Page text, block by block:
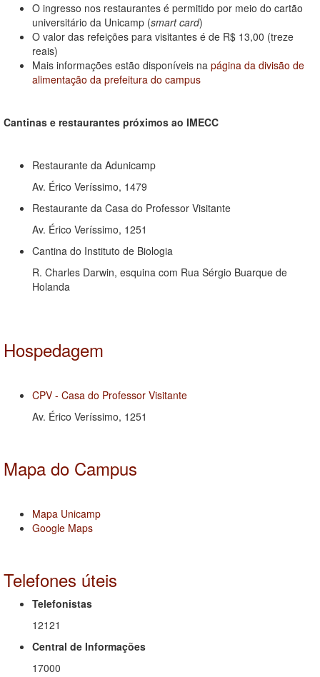
O ingresso nos restaurantes é permitido por meio do cartão
universitário da Unicamp (smart card)
O valor das refeições para visitantes é de R$ 13,00 (treze
reais)
Mais informações estão disponíveis na página da divisão de
alimentação da prefeitura do campus
Cantinas e restaurantes próximos ao IMECC
Restaurante da Adunicamp
Av. Érico Veríssimo, 1479
Restaurante da Casa do Professor Visitante
Av. Érico Veríssimo, 1251
Cantina do Instituto de Biologia
R. Charles Darwin, esquina com Rua Sérgio Buarque de
Holanda
Hospedagem
CPV - Casa do Professor Visitante
Av. Érico Veríssimo, 1251
Mapa do Campus
Mapa Unicamp
Google Maps
Telefones úteis
Telefonistas
12121
Central de Informações
17000